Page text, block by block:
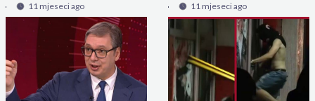
11 mjeseci ago
11 mjeseci ago